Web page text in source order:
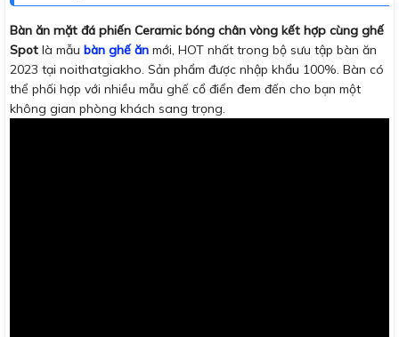
Bàn ăn mặt đá phiến Ceramic bóng chân vòng kết hợp cùng ghế
Spot là mẫu bàn ghế ăn mới, HOT nhất trong bộ sưu tập bàn ăn
2023 tại noithatgiakho. Sản phẩm được nhập khẩu 100%. Bàn có
thể phối hợp với nhiều mẫu ghế cổ điển đem đến cho bạn một
không gian phòng khách sang trọng.